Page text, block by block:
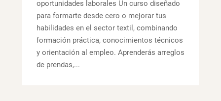
oportunidades laborales Un curso diseñado
para formarte desde cero o mejorar tus
habilidades en el sector textil, combinando
formación práctica, conocimientos técnicos
y orientación al empleo. Aprenderás arreglos
de prendas,...